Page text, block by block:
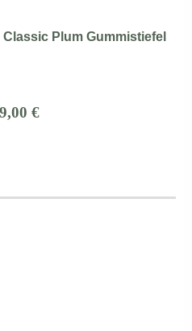
Plum Gummistiefel
€